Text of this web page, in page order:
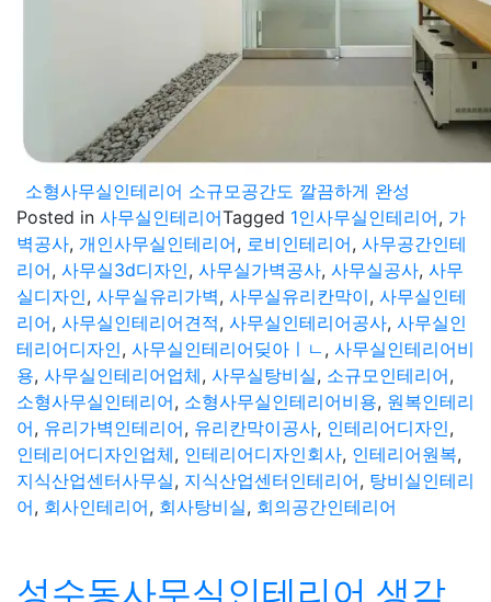
소형사무실인테리어 소규모공간도 깔끔하게 완성
Posted in 사무실인테리어Tagged 1인사무실인테리어, 가
벽공사, 개인사무실인테리어, 로비인테리어, 사무공간인테
리어, 사무실3d디자인, 사무실가벽공사, 사무실공사, 사무
실디자인, 사무실유리가벽, 사무실유리칸막이, 사무실인테
리어, 사무실인테리어견적, 사무실인테리어공사, 사무실인
테리어디자인, 사무실인테리어딪아ㅣㄴ , 사무실인테리어비
용, 사무실인테리어업체, 사무실탕비실, 소규모인테리어,
소형사무실인테리어, 소형사무실인테리어비용, 원복인테리
어, 유리가벽인테리어, 유리칸막이공사, 인테리어디자인,
인테리어디자인업체, 인테리어디자인회사, 인테리어원복,
지식산업센터사무실, 지식산업센터인테리어, 탕비실인테리
어, 회사인테리어, 회사탕비실, 회의공간인테리어
성수동사무실인테리어 생각